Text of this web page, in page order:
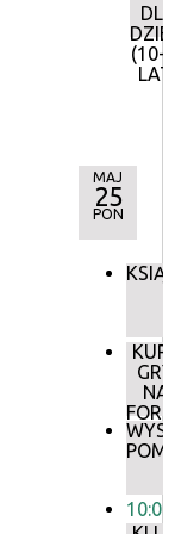
DLA
(10-
MAJ
25
PON
GRY
NA
10:00